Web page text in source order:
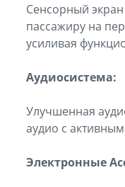
Сенсорный
пассажиру на
усиливая
Аудиосистема:
Улучшенная
аудио с
Электронные